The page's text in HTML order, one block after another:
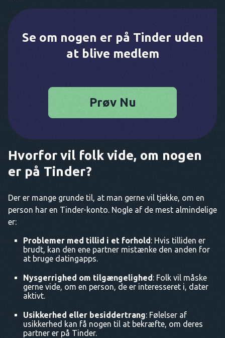
Se om nogen er på Tinder uden
at blive medlem
Prøv Nu
Hvorfor vil folk vide, om nogen
er på Tinder?
Der er mange grunde til, at man gerne vil tjekke, om en
person har en Tinder-konto. Nogle af de mest almindelige
er:
Problemer med tillid i et forhold: Hvis tilliden er
brudt, kan den ene partner mistænke den anden for
at bruge datingapps.
Nysgerrighed om tilgængelighed: Folk vil måske
gerne vide, om en person, de er interesseret i, dater
aktivt.
Usikkerhed eller besiddertrang: Følelser af
usikkerhed kan få nogen til at bekræfte, om deres
partner er på Tinder.